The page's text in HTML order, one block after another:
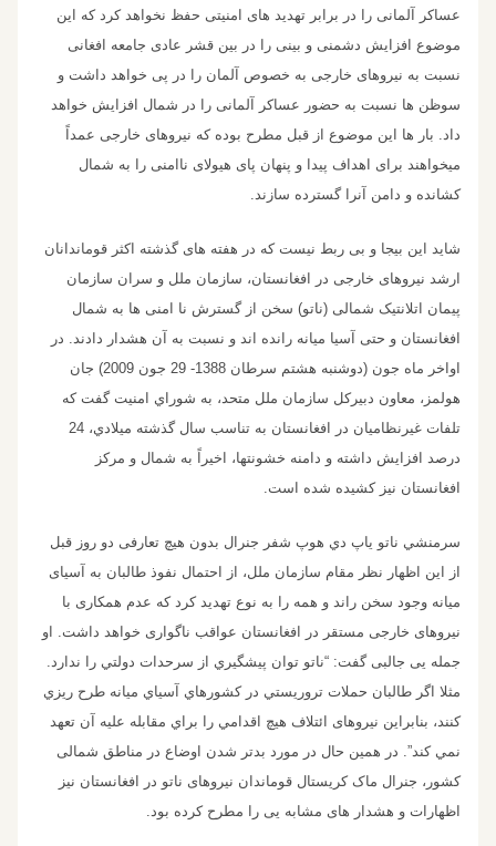
عساکر آلمانی را در برابر تهدید های امنیتی حفظ نخواهد کرد که این
موضوع افزایش دشمنی و بینی را در بین قشر عادی جامعه افغانی
نسبت به نیروهای خارجی به خصوص آلمان را در پی خواهد داشت و
سوظن ها نسبت به حضور عساکر آلمانی را در شمال افزایش خواهد
داد. بار ها این موضوع از قبل مطرح بوده که نیروهای خارجی عمداً
میخواهند برای اهداف پیدا و پنهان پای هیولای ناامنی را به شمال
کشانده و دامن آنرا گسترده سازند.
شاید این بیجا و بی ربط نیست که در هفته های گذشته اکثر قوماندانان
ارشد نیروهای خارجی در افغانستان، سازمان ملل و سران سازمان
پیمان اتلانتیک شمالی (ناتو) سخن از گسترش نا امنی ها به شمال
افغانستان و حتی آسیا میانه رانده اند و نسبت به آن هشدار دادند. در
اواخر ماه جون (دوشنبه هشتم سرطان 1388- 29 جون 2009) جان
هولمز، معاون دبيرکل سازمان ملل متحد، به شوراي امنيت گفت که
تلفات غيرنظاميان در افغانستان به تناسب سال گذشته ميلادي، 24
درصد افزايش داشته و دامنه خشونتها، اخيراً به شمال و مرکز
افغانستان نيز کشيده شده است.
سرمنشي ناتو ياپ دي هوپ شفر جنرال بدون هیچ تعارفی دو روز قبل
از این اظهار نظر مقام سازمان ملل، از احتمال نفوذ طالبان به آسیای
میانه وجود سخن راند و همه را به نوع تهدید کرد که عدم همکاری با
نیروهای خارجی مستقر در افغانستان عواقب ناگواری خواهد داشت. او
جمله یی جالبی گفت: “ناتو توان پيشگيري از سرحدات دولتي را ندارد.
مثلا اگر طالبان حملات تروريستي در کشورهاي آسياي ميانه طرح ريزي
کنند، بنابراين نیروهای ائتلاف هيچ اقدامي را براي مقابله عليه آن تعهد
نمي کند”. در همین حال در مورد بدتر شدن اوضاع در مناطق شمالی
کشور، جنرال ماک کريستال قوماندان نیروهای ناتو در افغانستان نیز
اظهارات و هشدار های مشابه یی را مطرح کرده بود.